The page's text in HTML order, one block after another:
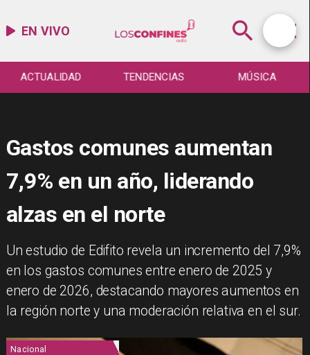
EN VIVO
ACTUALIDAD TENDENCIAS MÚSICA
Gastos comunes aumentan
7,9% en un año, liderando
alzas en el norte
Un estudio de Edifito revela un incremento del 7,9%
en los gastos comunes entre enero de 2025 y
enero de 2026, destacando mayores aumentos en
la región norte y una moderación relativa en el sur.
Nacional